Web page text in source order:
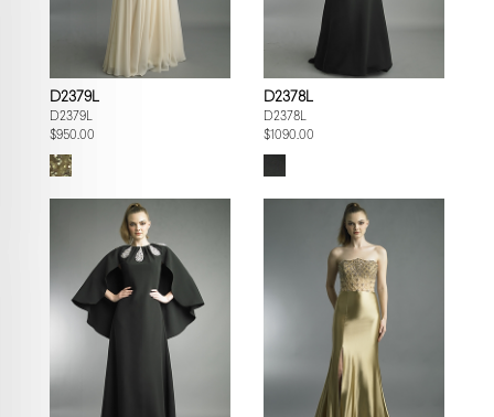
D2379L
D2379L
$950.00
D2378L
D2378L
$1090.00